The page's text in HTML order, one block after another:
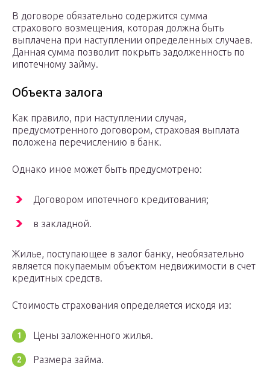
В договоре обязательно содержится сумма
страхового возмещения, которая должна быть
выплачена при наступлении определенных случаев.
Данная сумма позволит покрыть задолженность по
ипотечному займу.
Объекта залога
Как правило, при наступлении случая,
предусмотренного договором, страховая выплата
положена перечислению в банк.
Однако иное может быть предусмотрено:
Договором ипотечного кредитования;
в закладной.
Жилье, поступающее в залог банку, необязательно
является покупаемым объектом недвижимости в счет
кредитных средств.
Стоимость страхования определяется исходя из:
Цены заложенного жилья.
Размера займа.